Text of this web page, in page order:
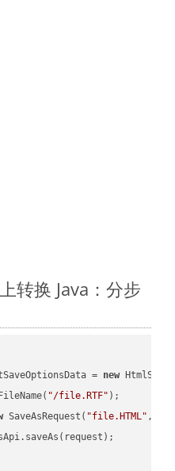
转换 Java：分步
= new
"/file.RTF" );
SaveAsRequest( "file.HTML"